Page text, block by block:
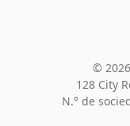
©
128 City
N.° de